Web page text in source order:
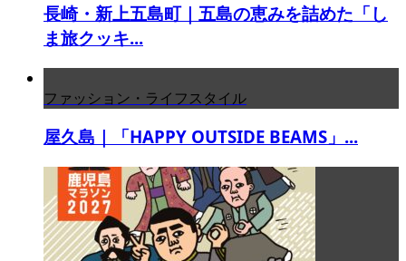
長崎・新上五島町｜五島の恵みを詰めた「し
ま旅クッキ...
ファッション・ライフスタイル
屋久島｜「HAPPY OUTSIDE BEAMS」...